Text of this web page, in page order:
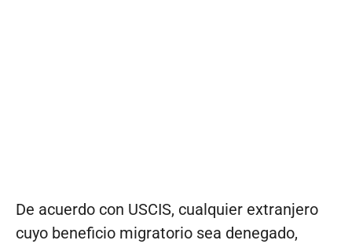
De acuerdo con USCIS, cualquier extranjero
cuyo beneficio migratorio sea denegado,